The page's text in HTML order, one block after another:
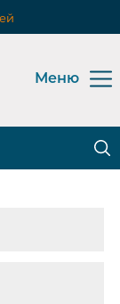
Меню